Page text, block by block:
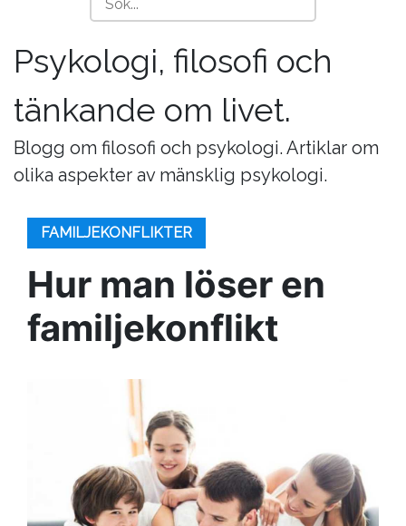
Psykologi, filosofi och
tänkande om livet.
Blogg om filosofi och psykologi. Artiklar om
olika aspekter av mänsklig psykologi.
FAMILJEKONFLIKTER
Hur man löser en
familjekonflikt